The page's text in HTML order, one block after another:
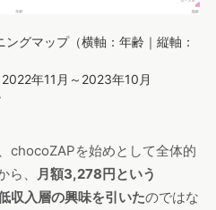
グマップ（横軸：年齢｜縦軸：
年11月～2023年10月
chocoZAPを始めとして全体的
、
月額3,278円という
収入層の興味を引いたのではな